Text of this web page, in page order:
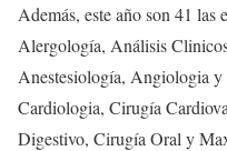
Además, este año son 41 las
Alergología, Análisis
Anestesiología, Angiologia
Cardiologia, Cirugía
Digestivo, Cirugía Oral y